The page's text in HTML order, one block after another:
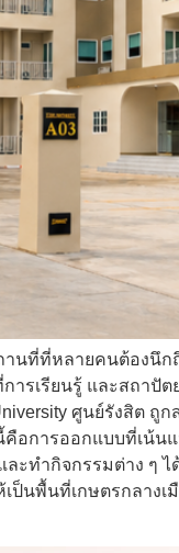
ที่ที่หลายคนต้องนึกถึ
รเรียนรู้ และสถาปั
ศูนย์รังสิต ถู
ารออกแบบที่เน้นแ
ะทำกิจกรรมต่าง ๆ ไ
นพื้นที่เกษตรกลางเ